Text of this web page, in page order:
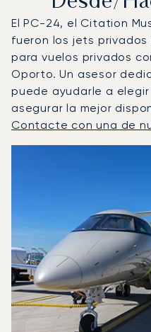
El PC-24, el Citation
fueron los jets
para vuelos privados
Oporto. Un asesor
puede ayudarle a
asegurar la mejor
Contacte con una de